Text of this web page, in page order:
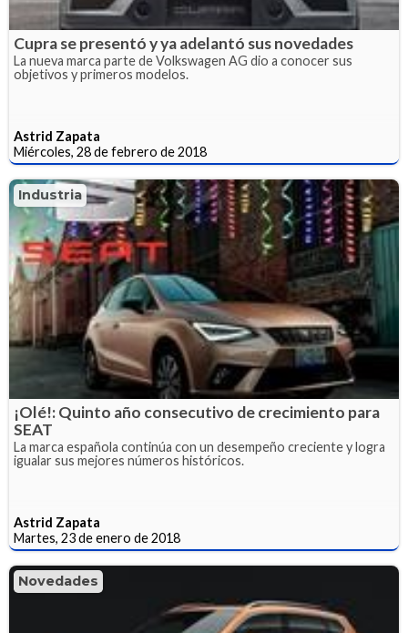
Cupra se presentó y ya adelantó sus novedades
La nueva marca parte de Volkswagen AG dio a conocer sus
objetivos y primeros modelos.
Astrid Zapata
Miércoles, 28 de febrero de 2018
Industria
¡Olé!: Quinto año consecutivo de crecimiento para
SEAT
La marca española continúa con un desempeño creciente y logra
igualar sus mejores números históricos.
Astrid Zapata
Martes, 23 de enero de 2018
Novedades